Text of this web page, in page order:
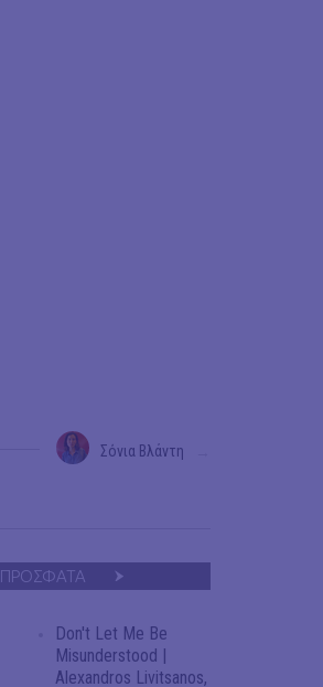
Σόνια Βλάντη
ΠΡΟΣΦΑΤΑ
Don't Let Me Be
Misunderstood |
Alexandros Livitsanos,